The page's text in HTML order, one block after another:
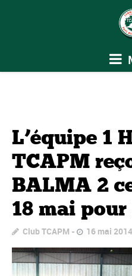
L’équipe 1
TCAPM
BALMA 2
18 mai
Club TCAPM 16 mai 2014